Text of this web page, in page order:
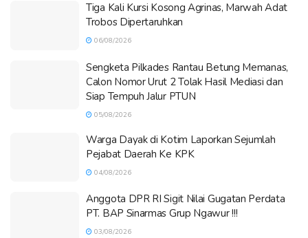
Tiga Kali Kursi Kosong Agrinas, Marwah Adat
Trobos Dipertaruhkan
06/08/2026
Sengketa Pilkades Rantau Betung Memanas,
Calon Nomor Urut 2 Tolak Hasil Mediasi dan
Siap Tempuh Jalur PTUN
05/08/2026
Warga Dayak di Kotim Laporkan Sejumlah
Pejabat Daerah Ke KPK
04/08/2026
Anggota DPR RI Sigit Nilai Gugatan Perdata
PT. BAP Sinarmas Grup Ngawur !!!
03/08/2026